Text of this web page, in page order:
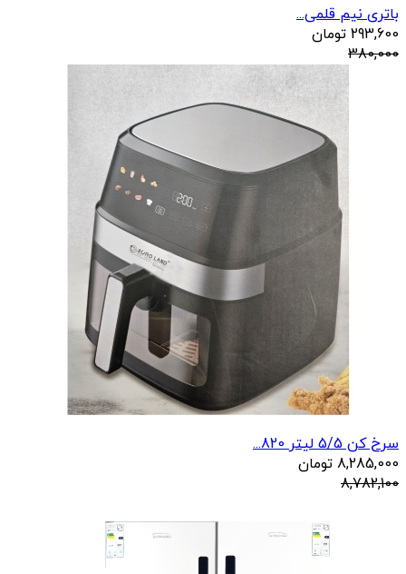
باتری نیم قلمی...
293,600 تومان
380,000
سرخ کن 5/5 لیتر 820...
8,285,000 تومان
8,782,100